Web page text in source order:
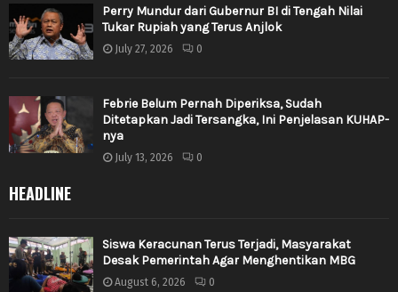
Perry Mundur dari Gubernur BI di Tengah Nilai
Tukar Rupiah yang Terus Anjlok
July 27, 2026 0
Febrie Belum Pernah Diperiksa, Sudah
Ditetapkan Jadi Tersangka, Ini Penjelasan KUHAP-
nya
July 13, 2026 0
HEADLINE
Siswa Keracunan Terus Terjadi, Masyarakat
Desak Pemerintah Agar Menghentikan MBG
August 6, 2026 0